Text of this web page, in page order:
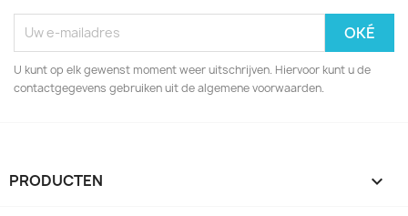
U kunt op elk gewenst moment weer uitschrijven. Hiervoor kunt u de
contactgegevens gebruiken uit de algemene voorwaarden.
PRODUCTEN 